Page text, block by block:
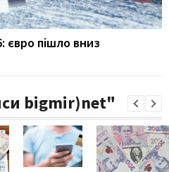
євро пішло вниз
bigmir)net"